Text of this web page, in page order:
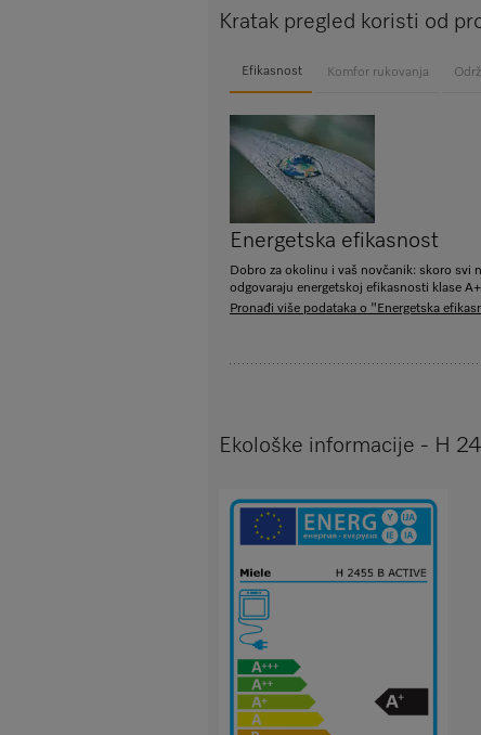
Kratak pregled koristi od
Efikasnost Komfor rukovanja
Energetska efikasnost
Dobro za okolinu i vaš novčanik: skoro svi
odgovaraju energetskoj efikasnosti klase
Pronađi više podataka o "Energetska
Ekološke informacije - H